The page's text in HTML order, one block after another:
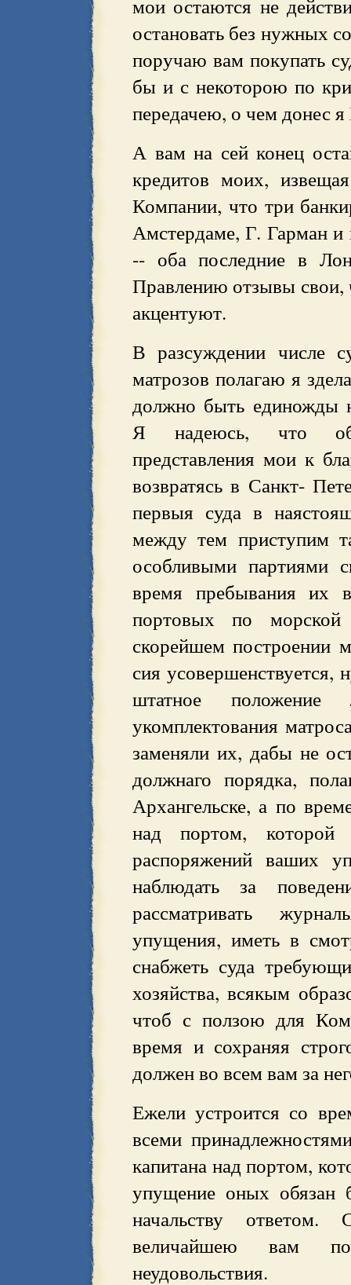
мои остаются не
остановать без нужных
поручаю вам покупать
бы и с некоторою по
передачею, о чем донес
А вам на сей конец
кредитов моих,
Компании, что три
Амстердаме, Г. Гарман
-- оба последние в
Правлению отзывы свои,
акцентуют.
В разсуждении числе
матрозов полагаю я
должно быть единожды
Я надеюсь, что
представления мои к
возвратясь в Санкт-
первыя суда в
между тем приступим
особливыми партиями
время пребывания их
портовых по
скорейшем построении
сия усовершенствуется,
штатное
укомплектования
заменяли их, дабы не
должнаго порядка,
Архангельске, а по
над портом, которой
распоряжений ваших
наблюдать за
рассматривать
упущения, иметь в
снабжеть суда
хозяйства, всякым
чтоб с ползою для
время и сохраняя
должен во всем вам за
Ежели устроится со
всеми
капитана над портом,
упущение оных обязан
начальству
величайшею вам
неудовольствия.